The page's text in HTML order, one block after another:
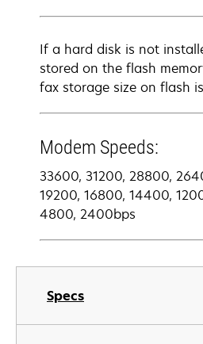
Specs
If a hard disk is not
stored on the flash
fax storage size on flash
Modem Speeds:
33600, 31200, 28800,
19200, 16800, 14400,
4800, 2400bps